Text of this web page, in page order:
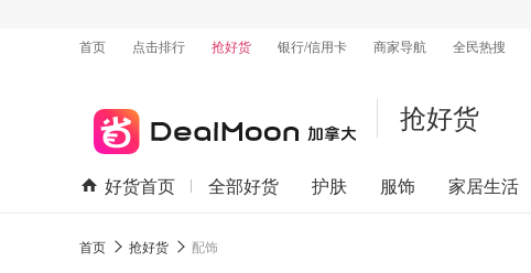
首页
点击排行 抢好货 银行/信用卡 商家导航 全民热搜
抢好货
好货首页 全部好货 护肤 服饰 家居生活
首页 抢好货 配饰